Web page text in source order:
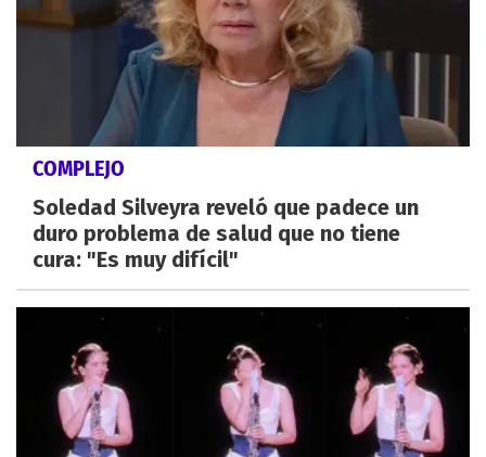
COMPLEJO
Soledad Silveyra reveló que padece un
duro problema de salud que no tiene
cura: "Es muy difícil"